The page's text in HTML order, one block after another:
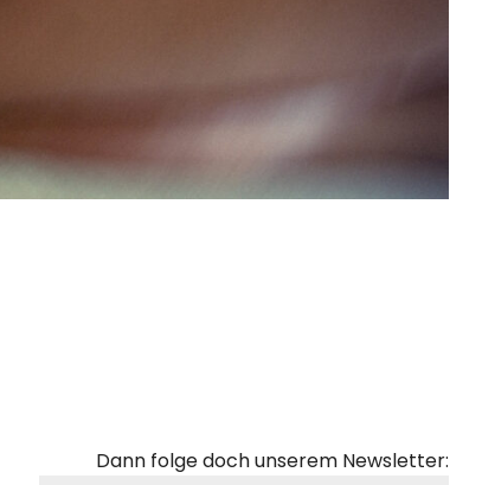
Dann folge doch unserem Newsletter: